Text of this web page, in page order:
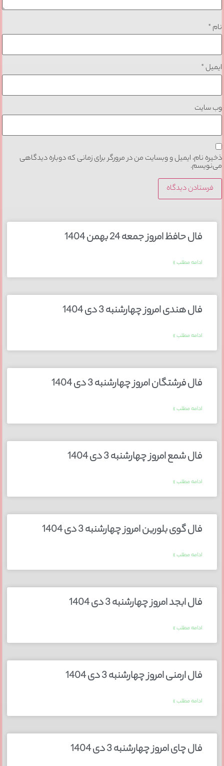
نام *
ایمیل*
وب‌ سایت
ذخیره نام، ایمیل و وبسایت من در مرورگر برای زمانی که دوباره دیدگاهی
می‌نویسم.
فال حافظ امروز جمعه 24 بهمن 1404
ادامه مطلب »
فال هندی امروز چهارشنبه 3 دی 1404
ادامه مطلب »
فال فرشتگان امروز چهارشنبه 3 دی 1404
ادامه مطلب »
فال شمع امروز چهارشنبه 3 دی 1404
ادامه مطلب »
فال گوی بلورین امروز چهارشنبه 3 دی 1404
ادامه مطلب »
فال ابجد امروز چهارشنبه 3 دی 1404
ادامه مطلب »
فال ارمنی امروز چهارشنبه 3 دی 1404
ادامه مطلب »
فال چای امروز چهارشنبه 3 دی 1404